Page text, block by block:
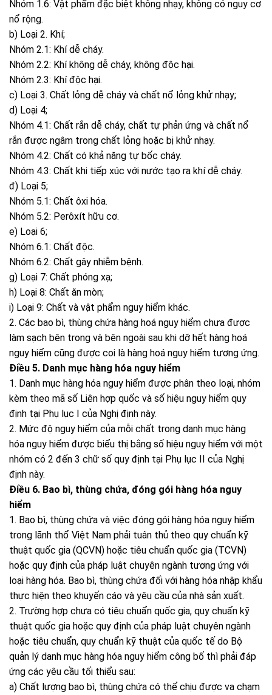
Nhóm 1.6: Vật phẩm đặc biệt không nhạy, không có nguy cơ
nổ rộng.
b) Loại 2. Khí;
Nhóm 2.1: Khí dễ cháy.
Nhóm 2.2: Khí không dễ cháy, không độc hại.
Nhóm 2.3: Khí độc hại.
c) Loại 3. Chất lỏng dễ cháy và chất nổ lỏng khử nhạy;
d) Loại 4;
Nhóm 4.1: Chất rắn dễ cháy, chất tự phản ứng và chất nổ
rắn được ngâm trong chất lỏng hoặc bị khử nhạy.
Nhóm 4.2: Chất có khả năng tự bốc cháy.
Nhóm 4.3: Chất khi tiếp xúc với nước tạo ra khí dễ cháy.
đ) Loại 5;
Nhóm 5.1: Chất ôxi hóa.
Nhóm 5.2: Perôxít hữu cơ.
e) Loại 6;
Nhóm 6.1: Chất độc.
Nhóm 6.2: Chất gây nhiễm bệnh.
g) Loại 7: Chất phóng xạ;
h) Loại 8: Chất ăn mòn;
i) Loại 9: Chất và vật phẩm nguy hiểm khác.
2. Các bao bì, thùng chứa hàng hoá nguy hiểm chưa được
làm sạch bên trong và bên ngoài sau khi dỡ hết hàng hoá
nguy hiểm cũng được coi là hàng hoá nguy hiểm tương ứng.
Điều 5. Danh mục hàng hóa nguy hiểm
1. Danh mục hàng hóa nguy hiểm được phân theo loại, nhóm
kèm theo mã số Liên hợp quốc và số hiệu nguy hiểm quy
định tại Phụ lục I của Nghị định này.
2. Mức độ nguy hiểm của mỗi chất trong danh mục hàng
hóa nguy hiểm được biểu thị bằng số hiệu nguy hiểm với một
nhóm có 2 đến 3 chữ số quy định tại Phụ lục II của Nghị
định này.
Điều 6. Bao bì, thùng chứa, đóng gói hàng hóa nguy
hiểm
1. Bao bì, thùng chứa và việc đóng gói hàng hóa nguy hiểm
trong lãnh thổ Việt Nam phải tuân thủ theo quy chuẩn kỹ
thuật quốc gia (QCVN) hoặc tiêu chuẩn quốc gia (TCVN)
hoặc quy định của pháp luật chuyên ngành tương ứng với
loại hàng hóa. Bao bì, thùng chứa đối với hàng hóa nhập khẩu
thực hiện theo khuyến cáo và yêu cầu của nhà sản xuất.
2. Trường hợp chưa có tiêu chuẩn quốc gia, quy chuẩn kỹ
thuật quốc gia hoặc quy định của pháp luật chuyên ngành
hoặc tiêu chuẩn, quy chuẩn kỹ thuật của quốc tế do Bộ
quản lý danh mục hàng hóa nguy hiểm công bố thì phải đáp
ứng các yêu cầu tối thiểu sau:
a) Chất lượng bao bì, thùng chứa có thể chịu được va chạm